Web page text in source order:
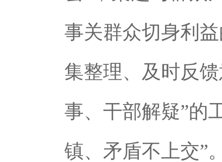
事关群众切身利
集整理、及时反
事、干部解疑”的
镇、矛盾不上交”